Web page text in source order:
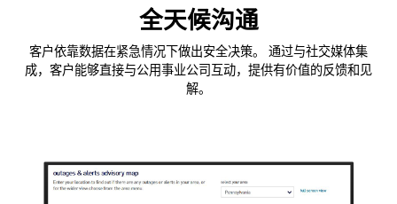
全天候沟通
客户依靠数据在紧急情况下做出安全决策。 通过与社交媒体集
成，客户能够直接与公用事业公司互动，提供有价值的反馈和见
解。